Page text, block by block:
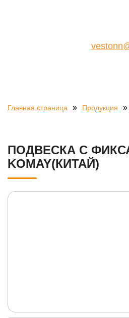
Главная страница » Продукция »
ПОДВЕСКА С
KOMAY(КИТАЙ)